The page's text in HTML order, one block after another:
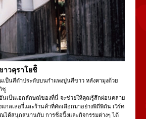
าวคุราโยชิิ
ป็นสีดำประดับบนกำแพงปูนสีขาว หลังคามุงด้วย
ชู
นเป็นเอกลักษณ์ของที่นี่ จะช่วยให้คุณรู้สึกผ่อนคลาย
แกลเลอรี่และร้านค้าที่คัดเลือกมาอย่างพิถีพิถัน เวิร์ค
ได้สนุกสนานกับ การช็อปิ้งและกิจกรรมต่างๆ ได้